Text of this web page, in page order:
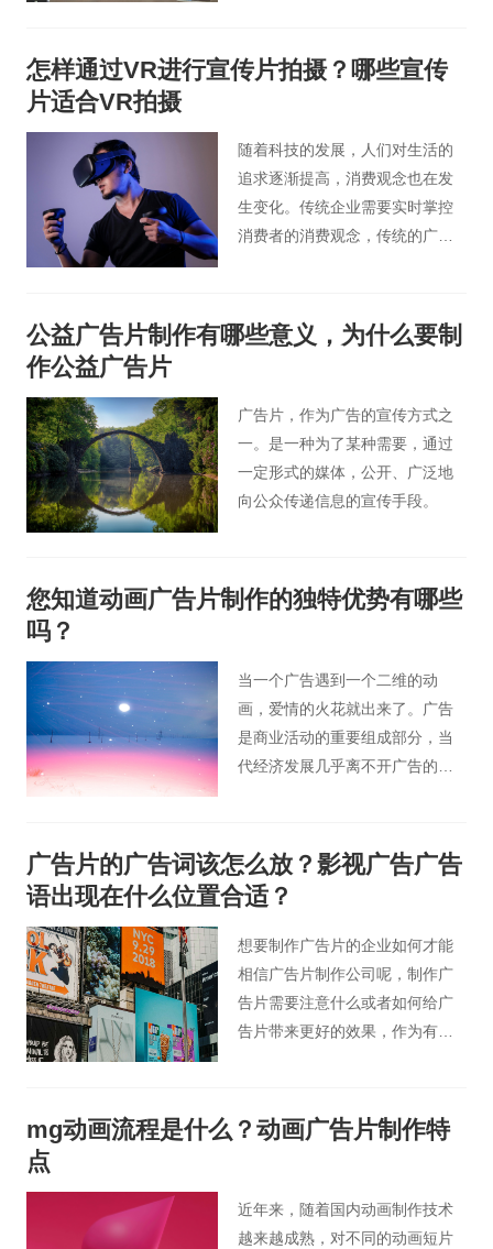
也暗示着另一个企业宣传时代的
到来。企业微电影必将成为未来
现将给企业宣传片带来历史性的
变化。
怎样通过VR进行宣传片拍摄？哪些宣传
片适合VR拍摄
随着科技的发展，人们对生活的
追求逐渐提高，消费观念也在发
生变化。传统企业需要实时掌控
消费者的消费观念，传统的广告
始受到消费者欢迎。下面让北京
广告片小编告诉您一些关于影视
公益广告片制作有哪些意义，为什么要制
作公益广告片
广告片，作为广告的宣传方式之
一。是一种为了某种需要，通过
一定形式的媒体，公开、广泛地
向公众传递信息的宣传手段。
您知道动画广告片制作的独特优势有哪些
吗？
当一个广告遇到一个二维的动
画，爱情的火花就出来了。广告
是商业活动的重要组成部分，当
代经济发展几乎离不开广告的参
大量插播广告片，我们可以看到
二维动画广告片的形式已经无处
不在。
广告片的广告词该怎么放？影视广告广告
语出现在什么位置合适？
想要制作广告片的企业如何才能
相信广告片制作公司呢，制作广
告片需要注意什么或者如何给广
告片带来更好的效果，作为有想
片小编从广告词应该怎么在广告
片中体现的角度为您分析我们怎
片。
mg动画流程是什么？动画广告片制作特
点
近年来，随着国内动画制作技术
越来越成熟，对不同的动画短片